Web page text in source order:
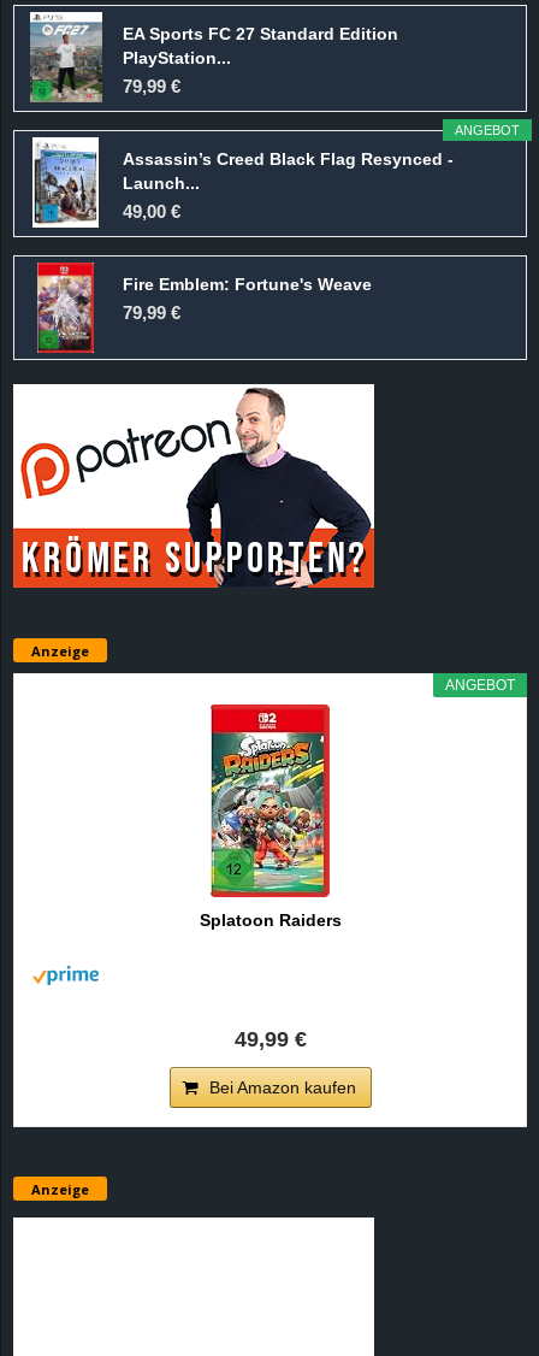
EA Sports FC 27 Standard Edition
PlayStation...
79,99 €
ANGEBOT
Assassin’s Creed Black Flag Resynced -
Launch...
49,00 €
Fire Emblem: Fortune's Weave
79,99 €
Anzeige
ANGEBOT
Splatoon Raiders
49,99 €
Bei Amazon kaufen
Anzeige